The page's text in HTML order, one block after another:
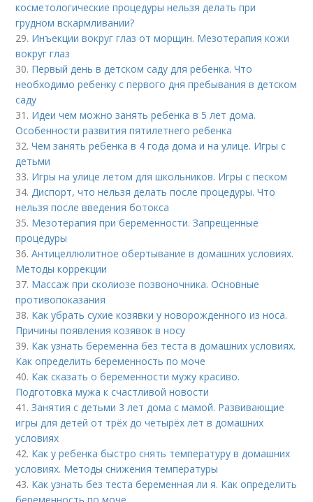
косметологические процедуры нельзя делать при
грудном вскармливании?
29. Инъекции вокруг глаз от морщин. Мезотерапия кожи
вокруг глаз
30. Первый день в детском саду для ребенка. Что
необходимо ребенку с первого дня пребывания в детском
саду
31. Идеи чем можно занять ребенка в 5 лет дома.
Особенности развития пятилетнего ребенка
32.Чем занять ребенка в 4 года дома и на улице. Игры с
детьми
33. Игры на улице летом для школьников. Игры с песком
34.Диспорт, что нельзя делать после процедуры. Что
нельзя после введения ботокса
35. Мезотерапия при беременности. Запрещенные
процедуры
36.Антицеллюлитное обертывание в домашних условиях.
Методы коррекции
37. Массаж при сколиозе позвоночника. Основные
противопоказания
38. Как убрать сухие козявки у новорожденного из носа.
Причины появления козявок в носу
39. Как узнать беременна без теста в домашних условиях.
Как определить беременность по моче
40. Как сказать о беременности мужу красиво.
Подготовка мужа к счастливой новости
41.Занятия с детьми 3 лет дома с мамой. Развивающие
игры для детей от трёх до четырёх лет в домашних
условиях
42. Как у ребенка быстро снять температуру в домашних
условиях. Методы снижения температуры
43. Как узнать без теста беременная ли я. Как определить